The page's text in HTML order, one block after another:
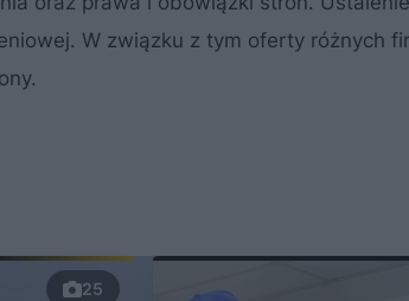
W związku z tym oferty różnych
25